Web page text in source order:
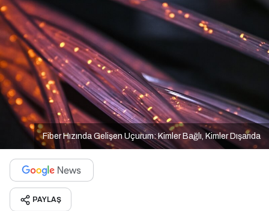
Fiber Hızında Gelişen Uçurum: Kimler Bağlı, Kimler Dışarıda
PAYLAŞ